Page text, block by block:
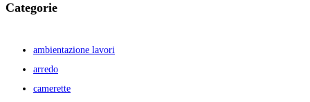
Categorie
ambientazione lavori
arredo
camerette